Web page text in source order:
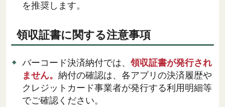
を推奨します。
領収証書に関する注意事項
バーコード決済納付では、 領収証書が発行され
ません。 納付の確認は、各アプリの決済履歴や
クレジットカード事業者が発行する利用明細等
でご確認ください。